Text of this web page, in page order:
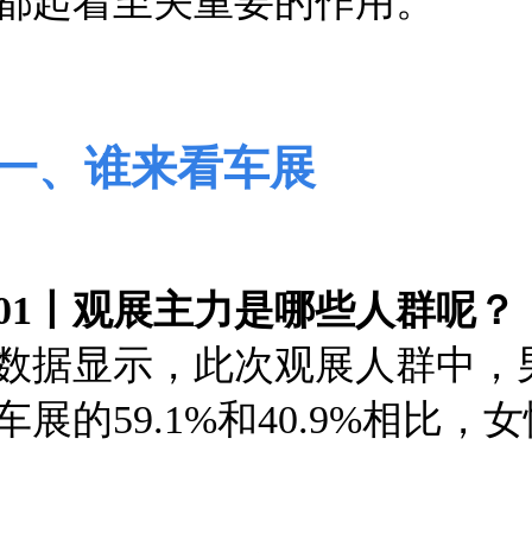
、谁来看车展
丨观展主力是哪些人群呢？
据显示，此次观展人群中，
展的59.1%和40.9%相 比，